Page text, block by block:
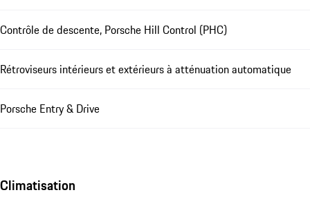
Contrôle de descente, Porsche Hill Control (PHC)
Rétroviseurs intérieurs et extérieurs à atténuation automatique
Porsche Entry & Drive
Climatisation